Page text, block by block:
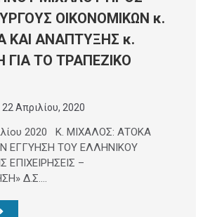
ΟΙΚΟΝΟΜΙΚΩΝ κ.
ΚΑΙ ΑΝΑΠΤΥΞΗΣ κ.
ΓΙΑ ΤΟ ΤΡΑΠΕΖΙΚΟ
22 Απριλίου, 2020
2020 Κ. ΜΙΧΑΛΟΣ: ΑΤΟΚΑ
ΕΓΓΥΗΣΗ ΤΟΥ ΕΛΛΗΝΙΚΟΥ
ΕΠΙΧΕΙΡΗΣΕΙΣ –
Δ.Σ.…